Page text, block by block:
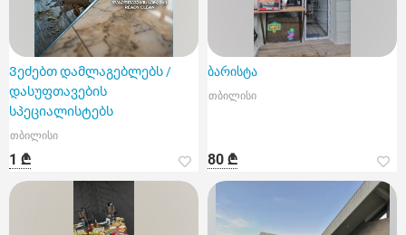
Ვეძებთ დამლაგებლებს /
დასუფთავების
სპეციალისტებს
თბილისი
1 ₾
ბარისტა
თბილისი
80 ₾